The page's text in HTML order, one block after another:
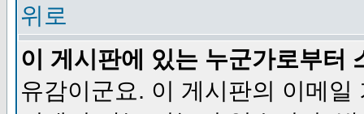
위로
이 게시판에 있는 누군가로부터
유감이군요. 이 게시판의 이메